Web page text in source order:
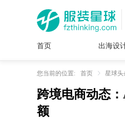
首页 出海设
面料
花型
插画
图案
服装
设计
您当前的位置: 首页 星球头
跨境电商动态
额